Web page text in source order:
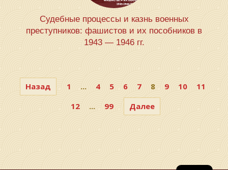
Судебные процессы и казнь военных
преступников: фашистов и их пособников в
1943 — 1946 гг.
Назад 1 ... 4 5 6 7 8 9 10
11
12
... 99 Далее